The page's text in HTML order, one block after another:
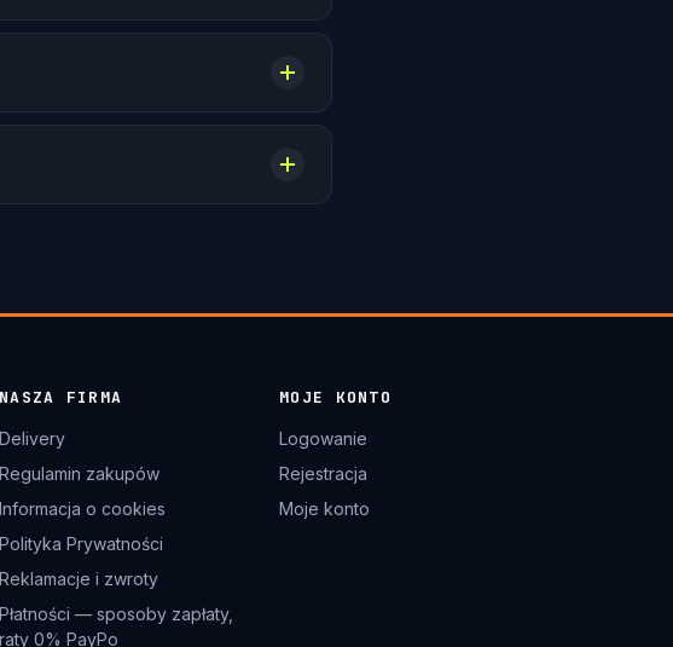
NASZA FIRMA
Delivery
Regulamin zakupów
Informacja o cookies
Polityka Prywatności
Reklamacje i zwroty
Płatności — sposoby zapłaty,
raty 0% PayPo
MOJE KONTO
Logowanie
Rejestracja
Moje konto